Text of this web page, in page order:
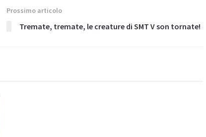
Prossimo articolo
Tremate, tremate, le creature di SMT V son tornate!